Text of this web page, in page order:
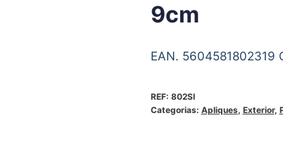
9cm
EAN. 5604581802319
REF: 802SI
Categorias: Apliques, Exterior,